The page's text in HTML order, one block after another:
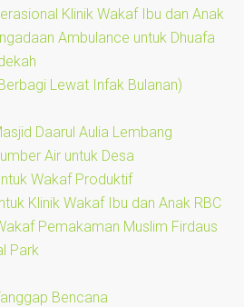
Klinik Wakaf Ibu dan Anak
Ambulance untuk Dhuafa
Lewat Infak Bulanan)
Daarul Aulia Lembang
Air untuk Desa
Wakaf Produktif
Klinik Wakaf Ibu dan Anak RBC
Pemakaman Muslim Firdaus
Park
Bencana